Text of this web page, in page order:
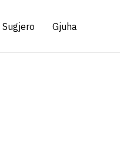
Sugjero Gjuha